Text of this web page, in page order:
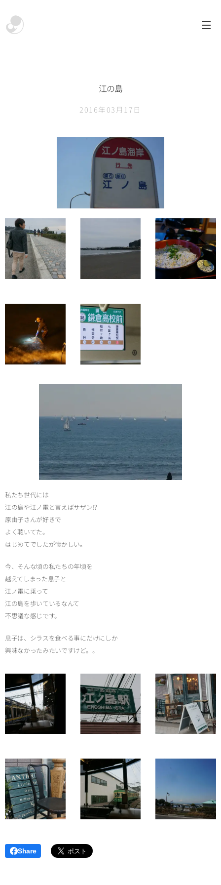
江の島
2016年03月17日
私たち世代には
江の島や江ノ電と言えばサザン!?
原由子さんが好きで
よく聴いてた。
はじめてでしたが懐かしい。
今、そんな頃の私たちの年頃を
越えてしまった息子と
江ノ電に乗って
江の島を歩いているなんて
不思議な感じです。
息子は、シラスを食べる事にだけにしか
興味なかったみたいですけど。。
Share